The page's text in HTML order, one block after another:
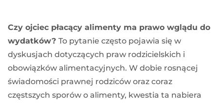
Czy ojciec płacący alimenty ma prawo wglądu do
wydatków? To pytanie często pojawia się w
dyskusjach dotyczących praw rodzicielskich i
obowiązków alimentacyjnych. W dobie rosnącej
świadomości prawnej rodziców oraz coraz
częstszych sporów o alimenty, kwestia ta nabiera